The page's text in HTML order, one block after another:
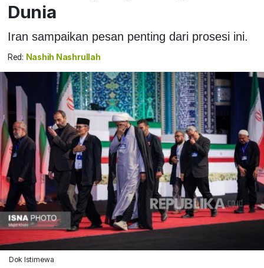
Dunia
Iran sampaikan pesan penting dari prosesi ini.
Red: Nashih Nashrullah
Dok Istimewa